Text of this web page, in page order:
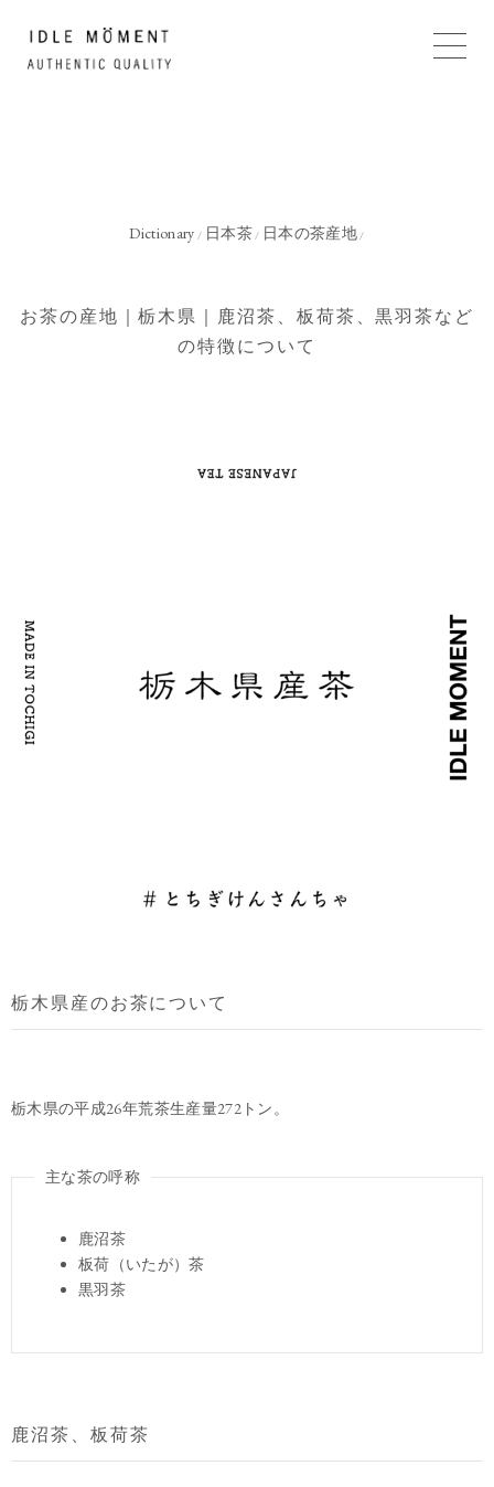
Dictionary / 日本茶 / 日本の茶産地 /
お茶の産地｜栃木県｜鹿沼茶、板荷茶、黒羽茶など
の特徴について
栃木県産のお茶について
栃木県の平成26年荒茶生産量272トン。
主な茶の呼称
鹿沼茶
板荷（いたが）茶
黒羽茶
鹿沼茶、板荷茶